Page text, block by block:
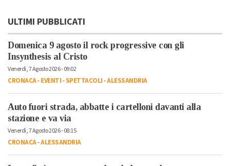
ULTIMI PUBBLICATI
Domenica 9 agosto il rock progressive con gli
Insynthesis al Cristo
Venerdì, 7 Agosto 2026 - 09:02
CRONACA-EVENTI-SPETTACOLI-ALESSANDRIA
Auto fuori strada, abbatte i cartelloni davanti alla
stazione e va via
Venerdì, 7 Agosto 2026 - 08:15
CRONACA-ALESSANDRIA